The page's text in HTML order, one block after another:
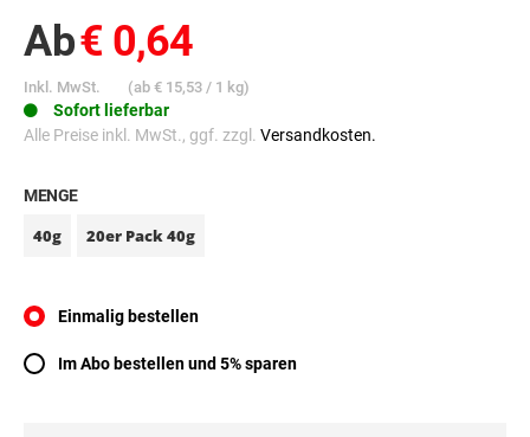
Ab€ 0,64
Inkl. MwSt. (ab € 15,53 / 1 kg)
Sofort lieferbar
Alle Preise inkl. MwSt., ggf. zzgl. Versandkosten.
MENGE
40g 20er Pack 40g
Einmalig bestellen
Im Abo bestellen und 5% sparen